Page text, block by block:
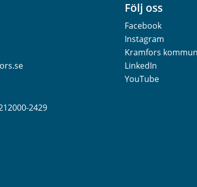
2429
Följ oss
Facebook
Instagram
Kramfors
LinkedIn
YouTube